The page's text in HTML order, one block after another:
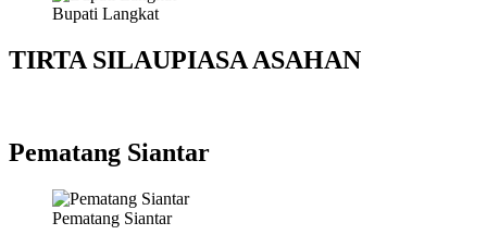
Bupati Langkat
TIRTA SILAUPIASA ASAHAN
Pematang Siantar
Pematang Siantar